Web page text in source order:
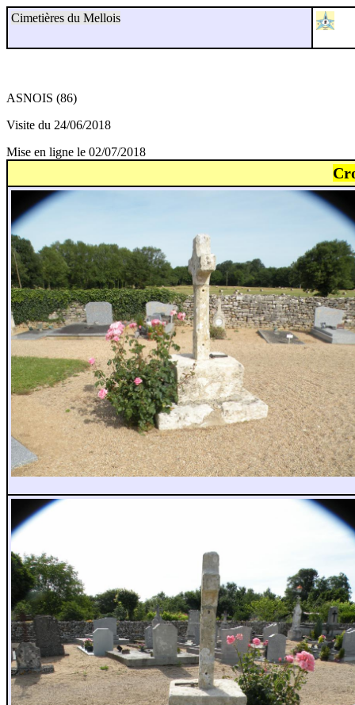
Cimetières du Mellois
ASNOIS (86)
Visite du 24/06/2018
Mise en ligne le 02/07/2018